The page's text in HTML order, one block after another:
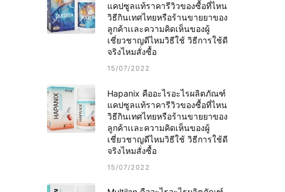
แคปซูลแท้ราคารีวิวของซื้อที่ไหน
วิธีกินเทศไทยหรือร้านขายยาของ
ลูกค้าเเละความคิดเห็นของผู้
เชี่ยวชาญดีไหมวิธีใช้ วิธีการใช้ดี
จริงไหมสั่งซื้อ
15/07/2022
Hapanix คืออะไรอะไรผลิตภัณฑ์
แคปซูลแท้ราคารีวิวของซื้อที่ไหน
วิธีกินเทศไทยหรือร้านขายยาของ
ลูกค้าเเละความคิดเห็นของผู้
เชี่ยวชาญดีไหมวิธีใช้ วิธีการใช้ดี
จริงไหมสั่งซื้อ
15/07/2022